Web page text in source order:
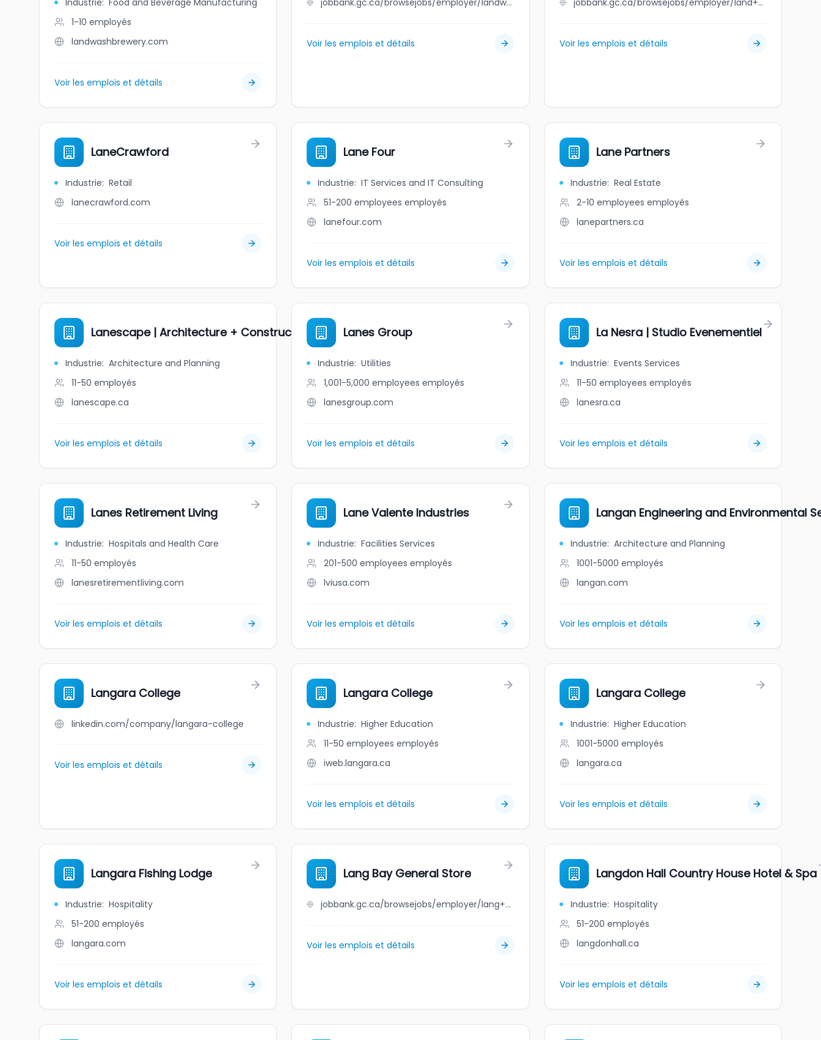
Industrie: Food and Beverage Manufacturing
1-10 employés
landwashbrewery.com
Voir les emplois et détails
jobbank.gc.ca/browsejobs/employer/landways+transport+inc./ca
Voir les emplois et détails
jobbank.gc.ca/browsejobs/employer/land+wide+transport+ltd/ca
Voir les emplois et détails
LaneCrawford
Industrie: Retail
lanecrawford.com
Voir les emplois et détails
Lane Four
Industrie: IT Services and IT Consulting
51-200 employees employés
lanefour.com
Voir les emplois et détails
Lane Partners
Industrie: Real Estate
2-10 employees employés
lanepartners.ca
Voir les emplois et détails
Lanescape | Architecture + Construction
Industrie: Architecture and Planning
11-50 employés
lanescape.ca
Voir les emplois et détails
Lanes Group
Industrie: Utilities
1,001-5,000 employees employés
lanesgroup.com
Voir les emplois et détails
La Nesra | Studio Evenementiel
Industrie: Events Services
11-50 employees employés
lanesra.ca
Voir les emplois et détails
Lanes Retirement Living
Industrie: Hospitals and Health Care
11-50 employés
lanesretirementliving.com
Voir les emplois et détails
Lane Valente Industries
Industrie: Facilities Services
201-500 employees employés
lviusa.com
Voir les emplois et détails
Langan Engineering and Environmental
Industrie: Architecture and Planning
1001-5000 employés
langan.com
Voir les emplois et détails
Langara College
linkedin.com/company/langara-college
Voir les emplois et détails
Langara College
Industrie: Higher Education
11-50 employees employés
iweb.langara.ca
Voir les emplois et détails
Langara College
Industrie: Higher Education
1001-5000 employés
langara.ca
Voir les emplois et détails
Langara Fishing Lodge
Industrie: Hospitality
51-200 employés
langara.com
Voir les emplois et détails
Lang Bay General Store
jobbank.gc.ca/browsejobs/employer/lang+bay+general+store/ca
Voir les emplois et détails
Langdon Hall Country House Hotel & Spa
Industrie: Hospitality
51-200 employés
langdonhall.ca
Voir les emplois et détails